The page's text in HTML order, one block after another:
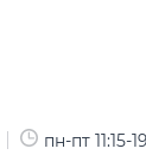
пн-пт 11:15-